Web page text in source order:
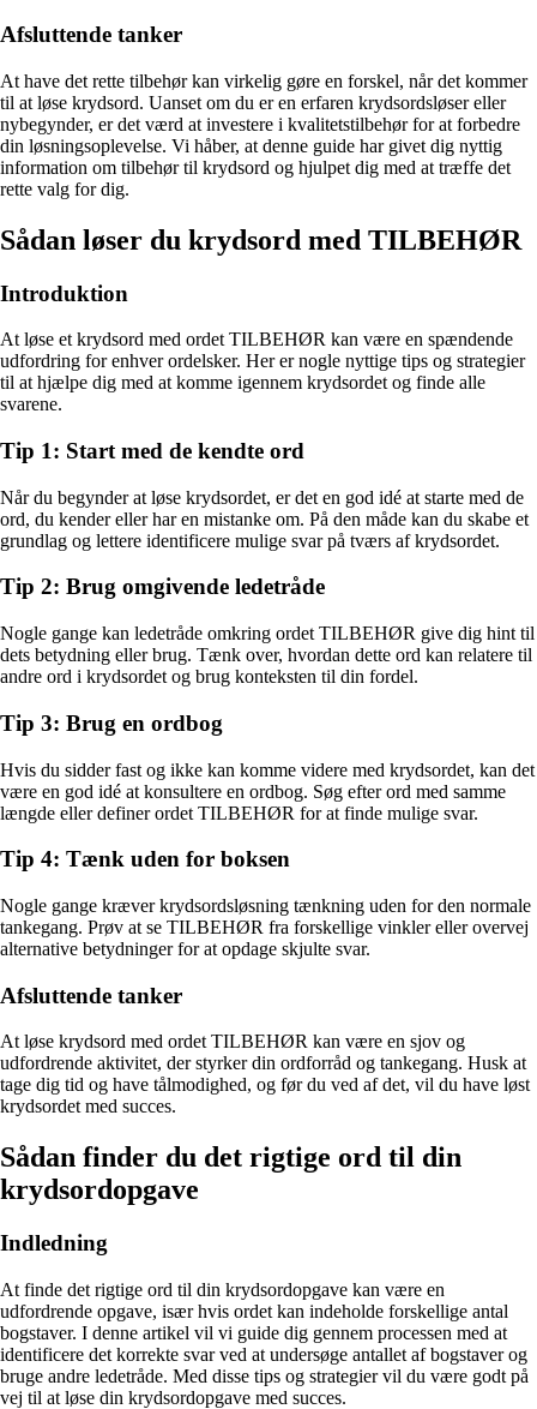
Afsluttende tanker
At have det rette tilbehør kan virkelig gøre en forskel, når det kommer
til at løse krydsord. Uanset om du er en erfaren krydsordsløser eller
nybegynder, er det værd at investere i kvalitetstilbehør for at forbedre
din løsningsoplevelse. Vi håber, at denne guide har givet dig nyttig
information om tilbehør til krydsord og hjulpet dig med at træffe det
rette valg for dig.
Sådan løser du krydsord med TILBEHØR
Introduktion
At løse et krydsord med ordet TILBEHØR kan være en spændende
udfordring for enhver ordelsker. Her er nogle nyttige tips og strategier
til at hjælpe dig med at komme igennem krydsordet og finde alle
svarene.
Tip 1: Start med de kendte ord
Når du begynder at løse krydsordet, er det en god idé at starte med de
ord, du kender eller har en mistanke om. På den måde kan du skabe et
grundlag og lettere identificere mulige svar på tværs af krydsordet.
Tip 2: Brug omgivende ledetråde
Nogle gange kan ledetråde omkring ordet TILBEHØR give dig hint til
dets betydning eller brug. Tænk over, hvordan dette ord kan relatere til
andre ord i krydsordet og brug konteksten til din fordel.
Tip 3: Brug en ordbog
Hvis du sidder fast og ikke kan komme videre med krydsordet, kan det
være en god idé at konsultere en ordbog. Søg efter ord med samme
længde eller definer ordet TILBEHØR for at finde mulige svar.
Tip 4: Tænk uden for boksen
Nogle gange kræver krydsordsløsning tænkning uden for den normale
tankegang. Prøv at se TILBEHØR fra forskellige vinkler eller overvej
alternative betydninger for at opdage skjulte svar.
Afsluttende tanker
At løse krydsord med ordet TILBEHØR kan være en sjov og
udfordrende aktivitet, der styrker din ordforråd og tankegang. Husk at
tage dig tid og have tålmodighed, og før du ved af det, vil du have løst
krydsordet med succes.
Sådan finder du det rigtige ord til din
krydsordopgave
Indledning
At finde det rigtige ord til din krydsordopgave kan være en
udfordrende opgave, især hvis ordet kan indeholde forskellige antal
bogstaver. I denne artikel vil vi guide dig gennem processen med at
identificere det korrekte svar ved at undersøge antallet af bogstaver og
bruge andre ledetråde. Med disse tips og strategier vil du være godt på
vej til at løse din krydsordopgave med succes.